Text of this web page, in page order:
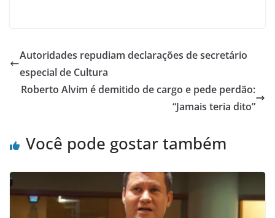
Autoridades repudiam declarações de secretário
especial de Cultura
Roberto Alvim é demitido de cargo e pede perdão:
“Jamais teria dito”
Você pode gostar também